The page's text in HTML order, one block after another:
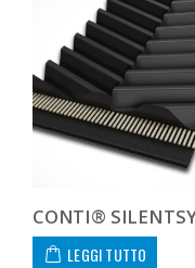
LEGGI TUTTO